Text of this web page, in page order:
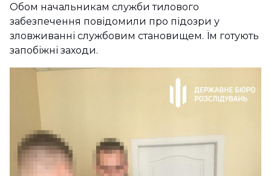
Обом начальникам служби тилового
забезпечення повідомили про підозри у
зловживанні службовим становищем. Їм готують
запобіжні заходи.